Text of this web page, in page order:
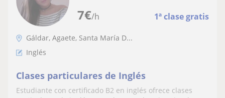
7€/h 1ª clase gratis
Gáldar, Agaete, Santa María D...
Inglés
Clases particulares de Inglés
Estudiante con certificado B2 en inglés ofrece clases